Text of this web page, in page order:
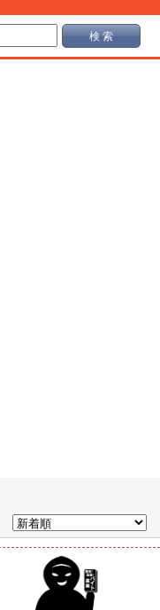
検 索